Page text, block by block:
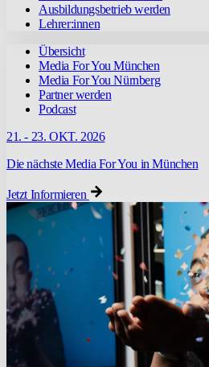
Ausbildungsbetrieb werden
Lehrer:innen
Übersicht
Media For You München
Media For You Nürnberg
Partner werden
Podcast
21. - 23. OKT. 2026
Die nächste Media For You in München
Jetzt Informieren